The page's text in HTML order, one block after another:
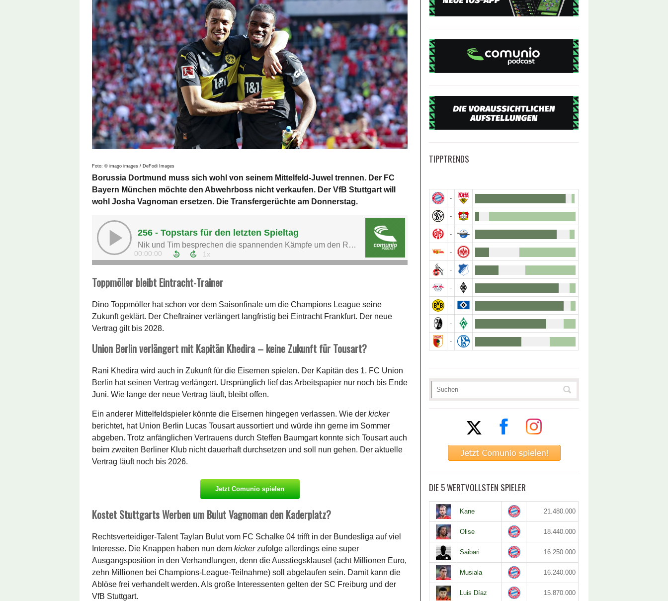
Foto: © imago images / DeFodi Images
Borussia Dortmund muss sich wohl von seinem Mittelfeld-Juwel trennen. Der FC
Bayern München möchte den Abwehrboss nicht verkaufen. Der VfB Stuttgart will
wohl Josha Vagnoman ersetzen. Die Transfergerüchte am Donnerstag.
Toppmöller bleibt Eintracht-Trainer
Dino Toppmöller hat schon vor dem Saisonfinale um die Champions League seine
Zukunft geklärt. Der Cheftrainer verlängert langfristig bei Eintracht Frankfurt. Der neue
Vertrag gilt bis 2028.
Union Berlin verlängert mit Kapitän Khedira – keine Zukunft für Tousart?
Rani Khedira wird auch in Zukunft für die Eisernen spielen. Der Kapitän des 1. FC Union
Berlin hat seinen Vertrag verlängert. Ursprünglich lief das Arbeitspapier nur noch bis Ende
Juni. Wie lange der neue Vertrag läuft, bleibt offen.
Ein anderer Mittelfeldspieler könnte die Eisernen hingegen verlassen. Wie der kicker
berichtet, hat Union Berlin Lucas Tousart aussortiert und würde ihn gerne im Sommer
abgeben. Trotz anfänglichen Vertrauens durch Steffen Baumgart konnte sich Tousart auch
beim zweiten Berliner Klub nicht dauerhaft durchsetzen und soll nun gehen. Der aktuelle
Vertrag läuft noch bis 2026.
Jetzt Comunio spielen
Kostet Stuttgarts Werben um Bulut Vagnoman den Kaderplatz?
Rechtsverteidiger-Talent Taylan Bulut vom FC Schalke 04 trifft in der Bundesliga auf viel
Interesse. Die Knappen haben nun dem kickerzufolge allerdings eine super
Ausgangsposition in den Verhandlungen, denn die Ausstiegsklausel (acht Millionen Euro,
zehn Millionen bei Champions-League-Teilnahme) soll abgelaufen sein. Damit kann die
Ablöse frei verhandelt werden. Als große Interessenten gelten der SC Freiburg und der
VfB Stuttgart.
TIPPTRENDS
-
-
-
-
-
-
-
-
-
DIE 5 WERTVOLLSTEN SPIELER
Kane 21.480.000
Olise 18.440.000
Saibari 16.250.000
Musiala 16.240.000
Luis Díaz 15.870.000